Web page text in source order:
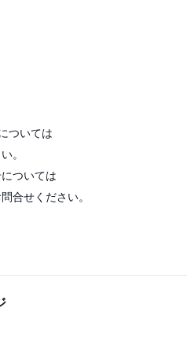
ついては
。
ついては
合せください。